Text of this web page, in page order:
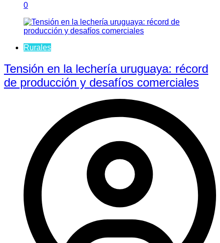
0
Rurales
Tensión en la lechería uruguaya: récord
de producción y desafíos comerciales